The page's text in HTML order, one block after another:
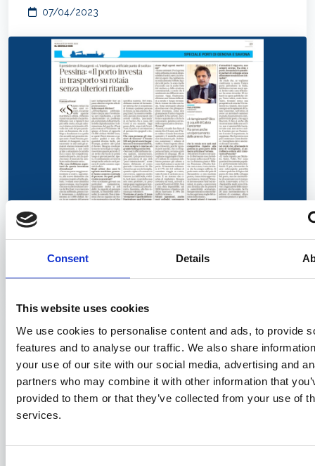
Consent Details
This website uses cookies
We use cookies to personalise content and ads, to provide
features and to analyse our traffic. We also share
your use of our site with our social media, advertising and
partners who may combine it with other information that
provided to them or that they’ve collected from your use of
services.
07/04/2023
Il Presidente Pessina al Secolo XIX:
30/03/2023